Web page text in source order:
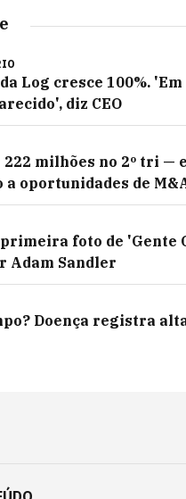
Log cresce 100%. 'Em
diz CEO
milhões no 2º tri — e
oportunidades de
foto de 'Gente
Adam Sandler
Doença registra